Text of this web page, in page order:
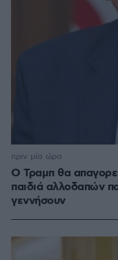
Ο Τραμπ θα
παιδιά αλλοδαπών
γεννήσουν
πριν μία ώρα